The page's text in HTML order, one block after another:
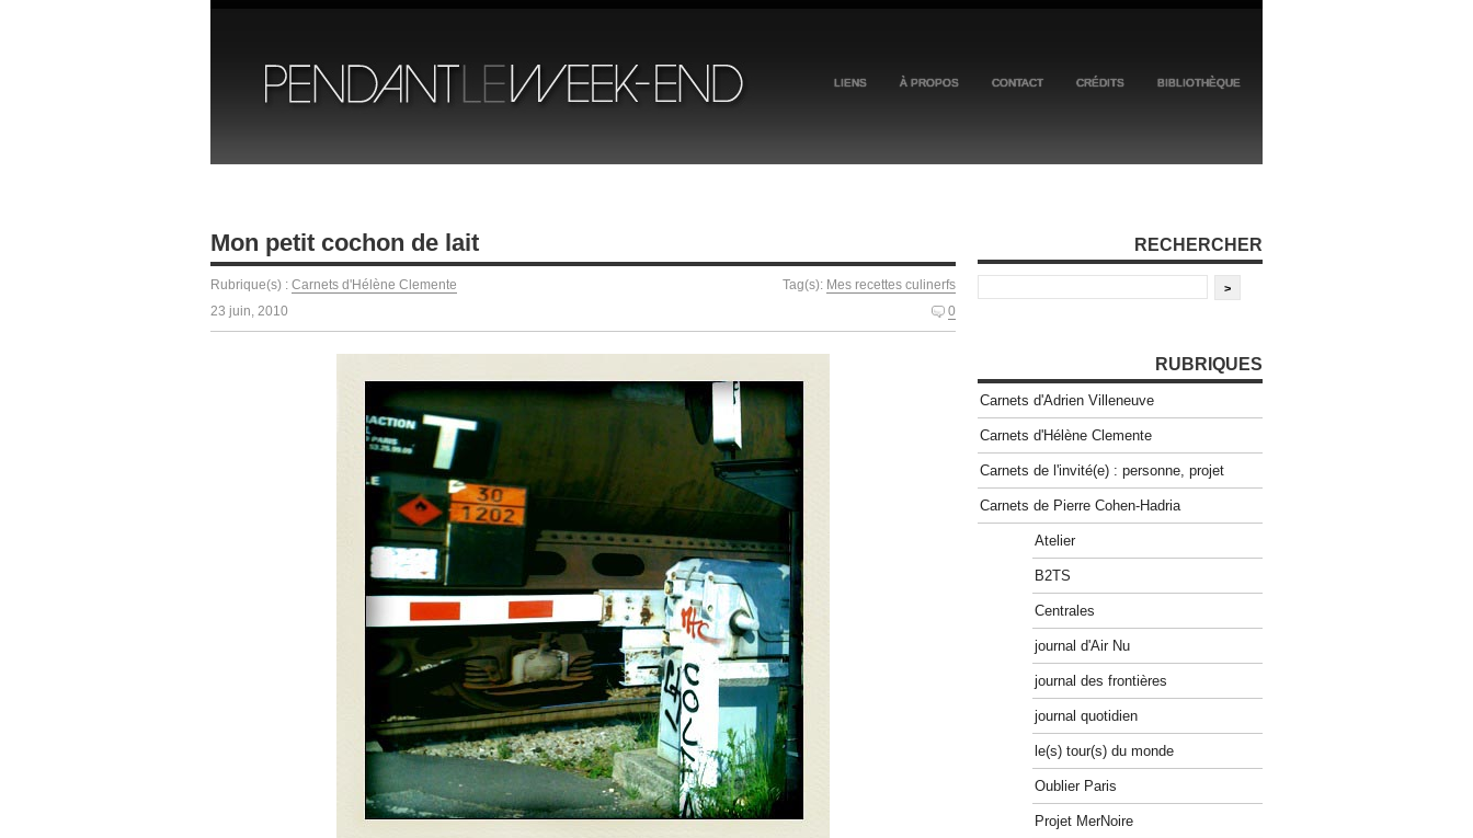
LIENS À PROPOS CONTACT CRÉDITS BIBLIOTHÈQUE
Mon petit cochon de lait
Rubrique(s) : Carnets d'Hélène Clemente Tag(s): Mes recettes culinerfs
23 juin, 2010
0
RECHERCHER
RUBRIQUES
Carnets d'Adrien Villeneuve
Carnets d'Hélène Clemente
Carnets de l'invité(e) : personne, projet
Carnets de Pierre Cohen-Hadria
Atelier
B2TS
Centrales
journal d'Air Nu
journal des frontières
journal quotidien
le(s) tour(s) du monde
Oublier Paris
Projet MerNoire